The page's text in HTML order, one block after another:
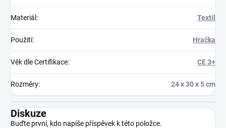
Materiál : Textil
Použití: Hračka
Věk dle Certifikace: CE 3+
Rozměry: 24 x 30 x 5 cm
Diskuze
Buďte první, kdo napíše příspěvek k této položce.